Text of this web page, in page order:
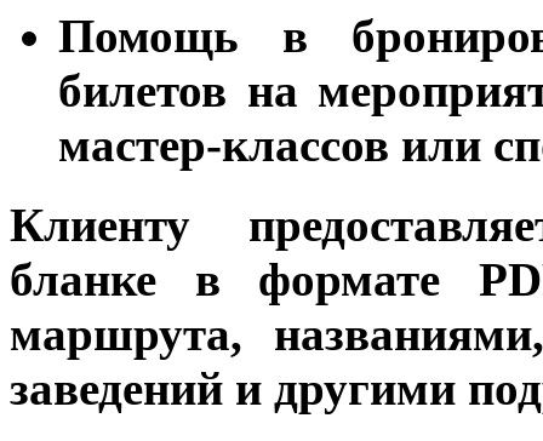
Помощь в
билетов на
мастер-классов или
Клиенту
бланке в формате
маршрута,
заведений и другими